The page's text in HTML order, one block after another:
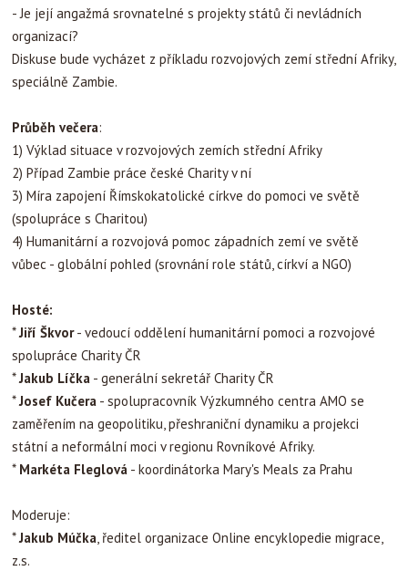
- Je její angažmá srovnatelné s projekty států či nevládních
organizací?
Diskuse bude vycházet z příkladu rozvojových zemí střední Afriky,
speciálně Zambie.
Průběh večera:
1) Výklad situace v rozvojových zemích střední Afriky
2) Případ Zambie práce české Charity v ní
3) Míra zapojení Římskokatolické církve do pomoci ve světě
(spolupráce s Charitou)
4) Humanitární a rozvojová pomoc západních zemí ve světě
vůbec - globální pohled (srovnání role států, církví a NGO)
Hosté:
*Jiří Škvor- vedoucí oddělení humanitární pomoci a rozvojové
spolupráce Charity ČR
*Jakub Líčka - generální sekretář Charity ČR
*Josef Kučera - spolupracovník Výzkumného centra AMO se
zaměřením na geopolitiku, přeshraniční dynamiku a projekci
státní a neformální moci v regionu Rovníkové Afriky.
* Markéta Fleglová - koordinátorka Mary's Meals za Prahu
Moderuje:
*Jakub Múčka, ředitel organizace Online encyklopedie migrace,
z.s.